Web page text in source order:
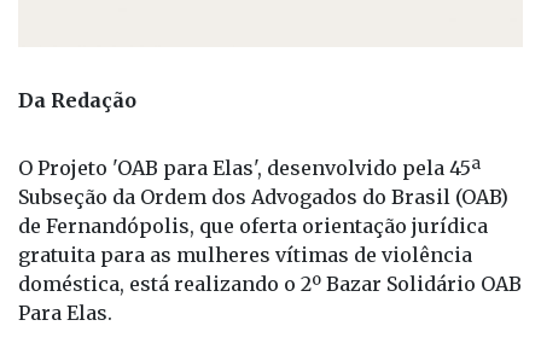
Da Redação
O Projeto 'OAB para Elas', desenvolvido pela 45ª
Subseção da Ordem dos Advogados do Brasil (OAB)
de Fernandópolis, que oferta orientação jurídica
gratuita para as mulheres vítimas de violência
doméstica, está realizando o 2º Bazar Solidário OAB
Para Elas.